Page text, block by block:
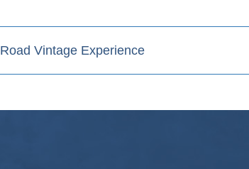
Road Vintage Experience